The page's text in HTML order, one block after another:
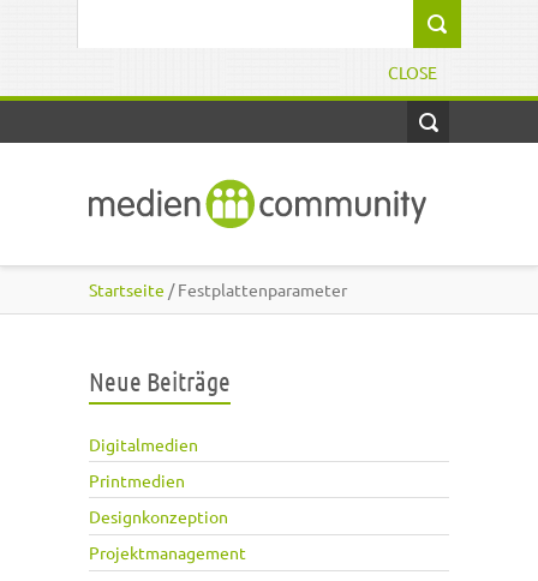
CLOSE
Startseite / Festplattenparameter
Neue Beiträge
Digitalmedien
Printmedien
Designkonzeption
Projektmanagement